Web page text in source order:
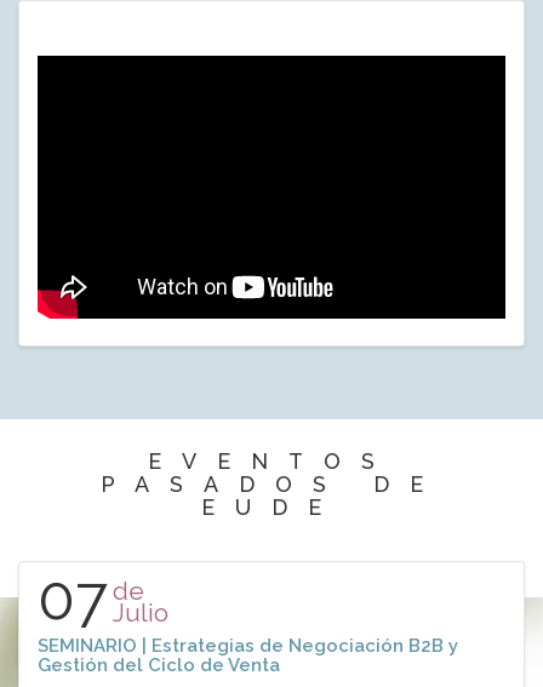
EVENTOS
PASADOS DE
EUDE
07de
Julio
SEMINARIO | Estrategias de Negociación B2B y
Gestión del Ciclo de Venta